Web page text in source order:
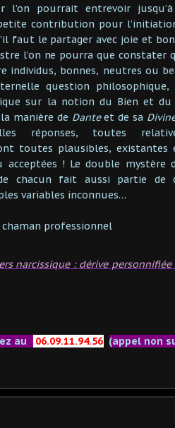
l’on pourrait entrevoir
contribution pour
faut le partager avec joie et
l’on ne pourra que constater
individus, bonnes, neutres ou
question
sur la notion du Bien et du
manière de Danteet de sa
réponses, toutes
toutes plausibles, existantes
acceptées ! Le double
de chacun fait aussi partie
variables inconnues…
chaman professionnel
narcissique : dérive
au 06.09.11.94.56 (appel non